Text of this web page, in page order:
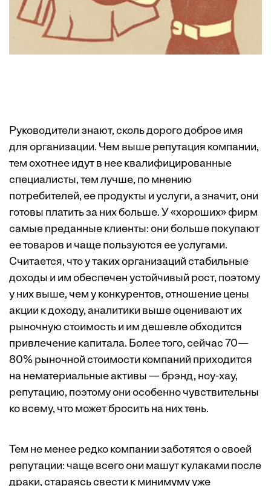
Руководители знают, сколь дорого доброе имя
для организации. Чем выше репутация компании,
тем охотнее идут в нее квалифицированные
специалисты, тем лучше, по мнению
потребителей, ее продукты и услуги, а значит, они
готовы платить за них больше. У «хороших» фирм
самые преданные клиенты: они больше покупают
ее товаров и чаще пользуются ее услугами.
Считается, что у таких организаций стабильные
доходы и им обеспечен устойчивый рост, поэтому
у них выше, чем у конкурентов, отношение цены
акции к доходу, аналитики выше оценивают их
рыночную стоимость и им дешевле обходится
привлечение капитала. Более того, сейчас 70—
80% рыночной стоимости компаний приходится
на нематериальные активы — брэнд, ноу-хау,
репутацию, поэтому они особенно чувствительны
ко всему, что может бросить на них тень.
Тем не менее редко компании заботятся о своей
репутации: чаще всего они машут кулаками после
драки, стараясь свести к минимуму уже